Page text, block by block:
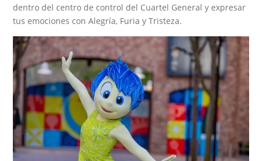
dentro del centro de control del Cuartel General y expresar
tus emociones con Alegría, Furia y Tristeza.